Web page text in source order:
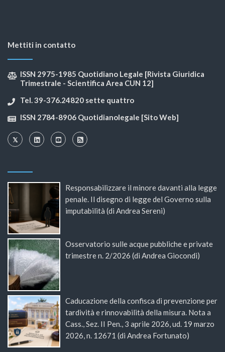
Mettiti in contatto
ISSN 2975-1985 Quotidiano Legale [Rivista Giuridica
Trimestrale - Scientifica Area CUN 12]
Tel. 39-376.24820 sette quattro
ISSN 2784-8906 Quotidianolegale [Sito Web]
Responsabilizzare il minore davanti alla legge
penale. Il disegno di legge del Governo sulla
imputabilità (di Andrea Sereni)
Osservatorio sulle acque pubbliche e private
trimestre n. 2/2026 (di Andrea Giocondi)
Caducazione della confisca di prevenzione per
tardività e rinnovabilità della misura. Nota a
Cass., Sez. II Pen., 3 aprile 2026, ud. 19 marzo
2026, n. 12671 (di Andrea Fortunato)